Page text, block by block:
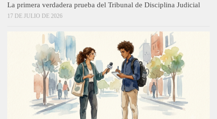
La primera verdadera prueba del Tribunal de Disciplina Judicial
17 DE JULIO DE 2026